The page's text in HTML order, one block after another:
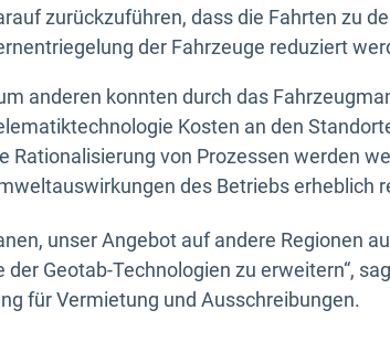
zurückzuführen, dass die Fahrten zu
der Fahrzeuge reduziert
anderen konnten durch das
Kosten an den
Rationalisierung von Prozessen werden
des Betriebs erheblich
unser Angebot auf andere Regionen
der Geotab-Technologien zu erweitern“,
für Vermietung und Ausschreibungen.